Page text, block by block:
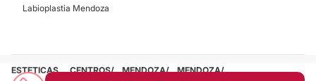
Labioplastia Mendoza
ESTETICAS CENTROS MENDOZA
MENDOZA